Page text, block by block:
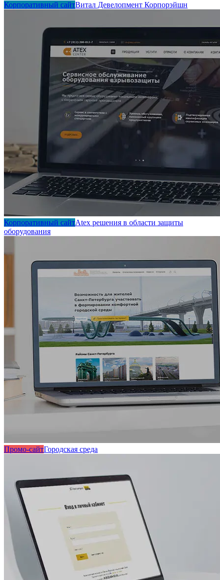
Корпоративный сайтВитал Девелопмент Корпорэйшн
Корпоративный сайтAtex решения в области защиты
оборудования
Промо-сайтГородская среда